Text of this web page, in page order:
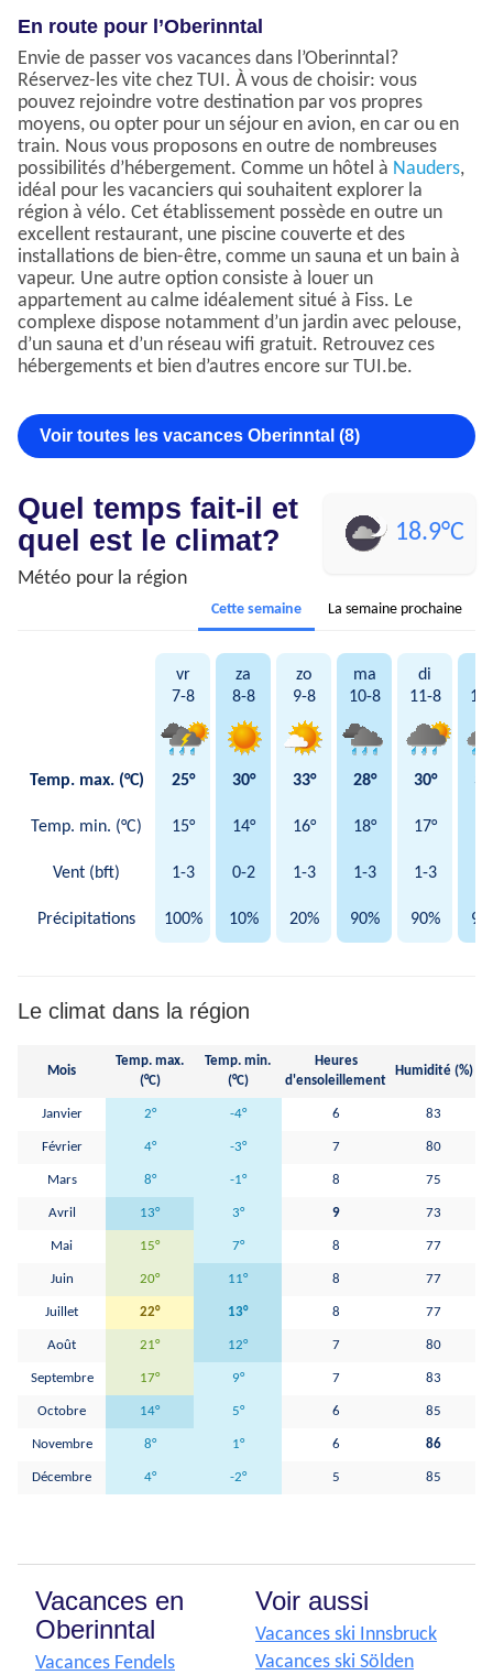
En route pour l’Oberinntal
Envie de passer vos vacances dans l’Oberinntal?
Réservez-les vite chez TUI. À vous de choisir: vous
pouvez rejoindre votre destination par vos propres
moyens, ou opter pour un séjour en avion, en car ou en
train. Nous vous proposons en outre de nombreuses
possibilités d’hébergement. Comme un hôtel à Nauders,
idéal pour les vacanciers qui souhaitent explorer la
région à vélo. Cet établissement possède en outre un
excellent restaurant, une piscine couverte et des
installations de bien-être, comme un sauna et un bain à
vapeur. Une autre option consiste à louer un
appartement au calme idéalement situé à Fiss. Le
complexe dispose notamment d’un jardin avec pelouse,
d’un sauna et d’un réseau wifi gratuit. Retrouvez ces
hébergements et bien d’autres encore sur TUI.be.
Voir toutes les vacances Oberinntal (8)
Quel temps fait-il et
quel est le climat?
Météo pour la région
18.9°C
Cette semaine La semaine prochaine
vr
7-8
za
8-8
zo
9-8
ma
10-8
di
11-8
Temp. max. (°C) 25° 30° 33° 28° 30°
Temp. min. (°C) 15° 14° 16° 18° 17°
Vent (bft) 1-3 0-2 1-3 1-3 1-3
Précipitations 100% 10% 20% 90% 90%
Le climat dans la région
Mois
Temp. max.
(°C)
Temp. min.
(°C)
Heures
d'ensoleillement
Humidité (%)
Janvier 2° -4° 6 83
Février 4° -3° 7 80
Mars 8° -1° 8 75
Avril 13° 3° 9 73
Mai 15° 7° 8 77
Juin 20° 11° 8 77
Juillet 22° 13° 8 77
Août 21° 12° 7 80
Septembre 17° 9° 7 83
Octobre 14° 5° 6 85
Novembre 8° 1° 6 86
Décembre 4° -2° 5 85
Vacances en
Oberinntal
Vacances Fendels
Voir aussi
Vacances ski Innsbruck
Vacances ski Sölden